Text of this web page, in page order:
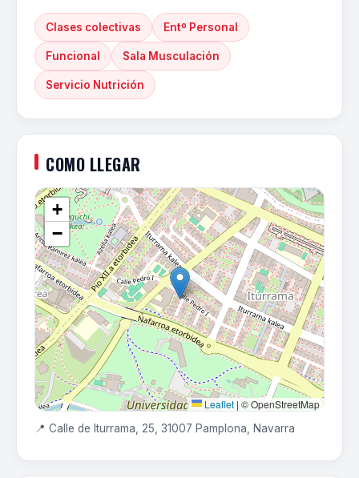
Clases colectivas Entº Personal
Funcional Sala Musculación
Servicio Nutrición
COMO LLEGAR
+
−
Leaflet | © OpenStreetMap
📍 Calle de Iturrama, 25, 31007 Pamplona, Navarra